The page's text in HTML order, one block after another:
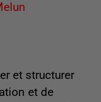
et structurer
et de